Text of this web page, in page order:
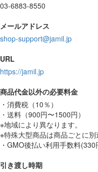
03-6883-8550
メールアドレス
shop-support@jamil.jp
URL
https://jamil.jp
商品代金以外の必要料金
・消費税（10％）
・送料（900円〜1500円）
※地域により異なります。
※特殊大型商品は商品ごとに別
・GMO後払い利用手数料(330
引き渡し時期